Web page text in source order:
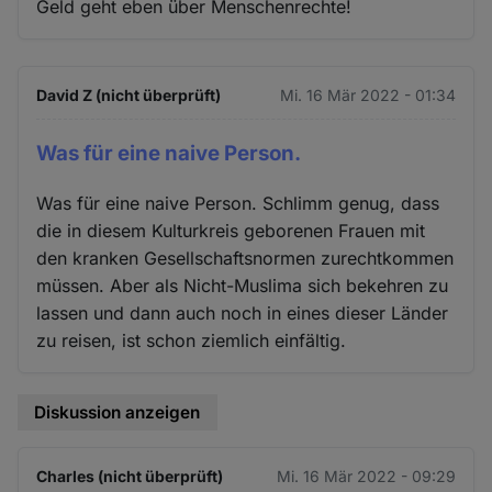
Geld geht eben über Menschenrechte!
David Z (nicht überprüft) Mi. 16 Mär 2022 - 01:34
Was für eine naive Person.
Was für eine naive Person. Schlimm genug, dass
die in diesem Kulturkreis geborenen Frauen mit
den kranken Gesellschaftsnormen zurechtkommen
müssen. Aber als Nicht-Muslima sich bekehren zu
lassen und dann auch noch in eines dieser Länder
zu reisen, ist schon ziemlich einfältig.
Diskussion anzeigen
Charles (nicht überprüft) Mi. 16 Mär 2022 - 09:29